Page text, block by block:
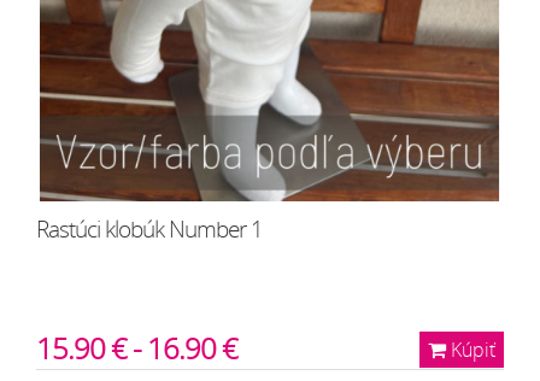
Rastúci klobúk Number 1
Kúpiť
15.90 € - 16.90 €